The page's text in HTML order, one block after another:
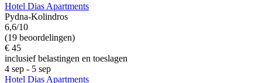
Hotel Dias Apartments
Pydna-Kolindros
6,6/10
(19 beoordelingen)
€ 45
inclusief belastingen en toeslagen
4 sep - 5 sep
Hotel Dias Apartments